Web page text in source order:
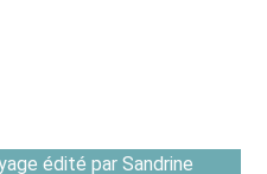
édité par Sandrine